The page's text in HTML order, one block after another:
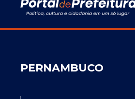
PERNAMBUCO